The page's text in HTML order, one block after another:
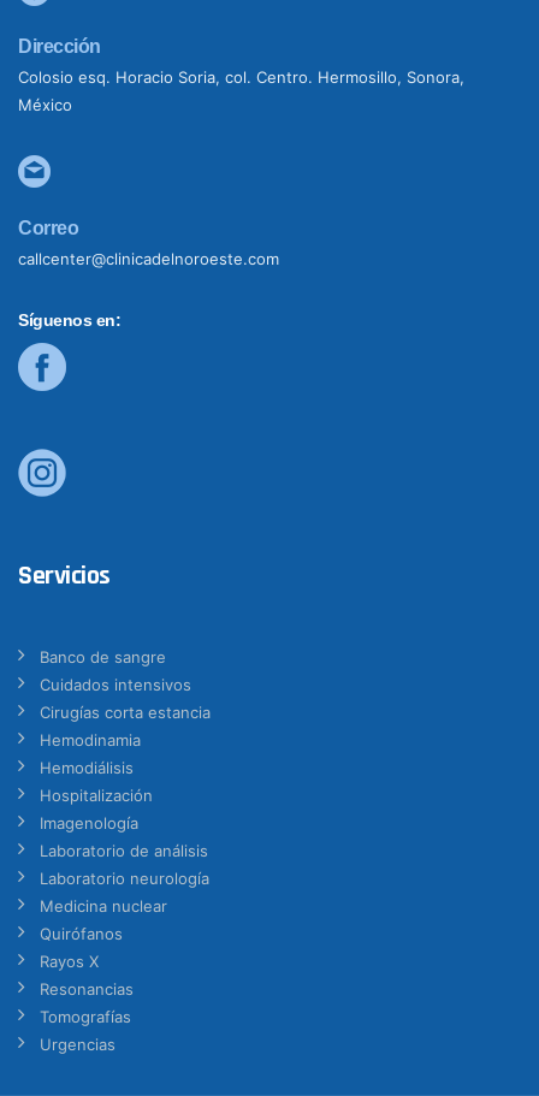
Dirección
Colosio esq. Horacio Soria, col. Centro. Hermosillo, Sonora,
México
Correo
callcenter@clinicadelnoroeste.com
Síguenos en:
Servicios
Banco de sangre
Cuidados intensivos
Cirugías corta estancia
Hemodinamia
Hemodiálisis
Hospitalización
Imagenología
Laboratorio de análisis
Laboratorio neurología
Medicina nuclear
Quirófanos
Rayos X
Resonancias
Tomografías
Urgencias